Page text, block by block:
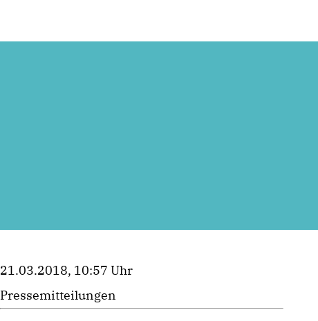
21.03.2018, 10:57 Uhr
Pressemitteilungen